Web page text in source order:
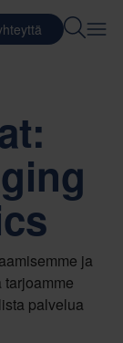
ja
tarjoamme
palvelua